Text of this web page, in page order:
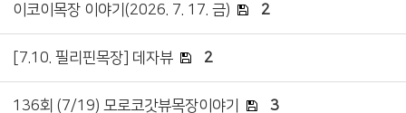
이코이목장 이야기(2026. 7. 17. 금) 2
[7.10. 필리핀목장] 데자뷰 2
136회 (7/19) 모로코갓뷰목장이야기 3